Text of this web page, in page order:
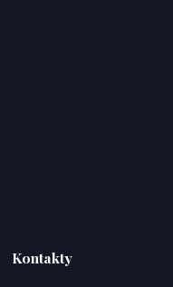
Kontakty